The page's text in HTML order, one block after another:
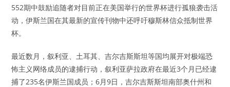
552期中鼓励追随者对目前正在美国举行的世界杯进行孤狼袭击活
动，伊斯兰国在其最新的宣传刊物中还呼吁穆斯林信众抵制世界
杯。
最近数月，叙利亚、土耳其、吉尔吉斯斯坦等国均展开对极端恐
怖主义网络成员的逮捕行动，叙利亚萨拉政府在最近3个月已经逮
捕了235名伊斯兰国成员；6月9日，吉尔吉斯斯坦南部奥什州和